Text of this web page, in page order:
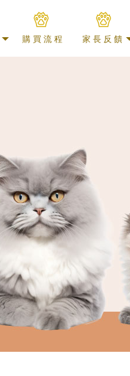
購買流程 家長反饋